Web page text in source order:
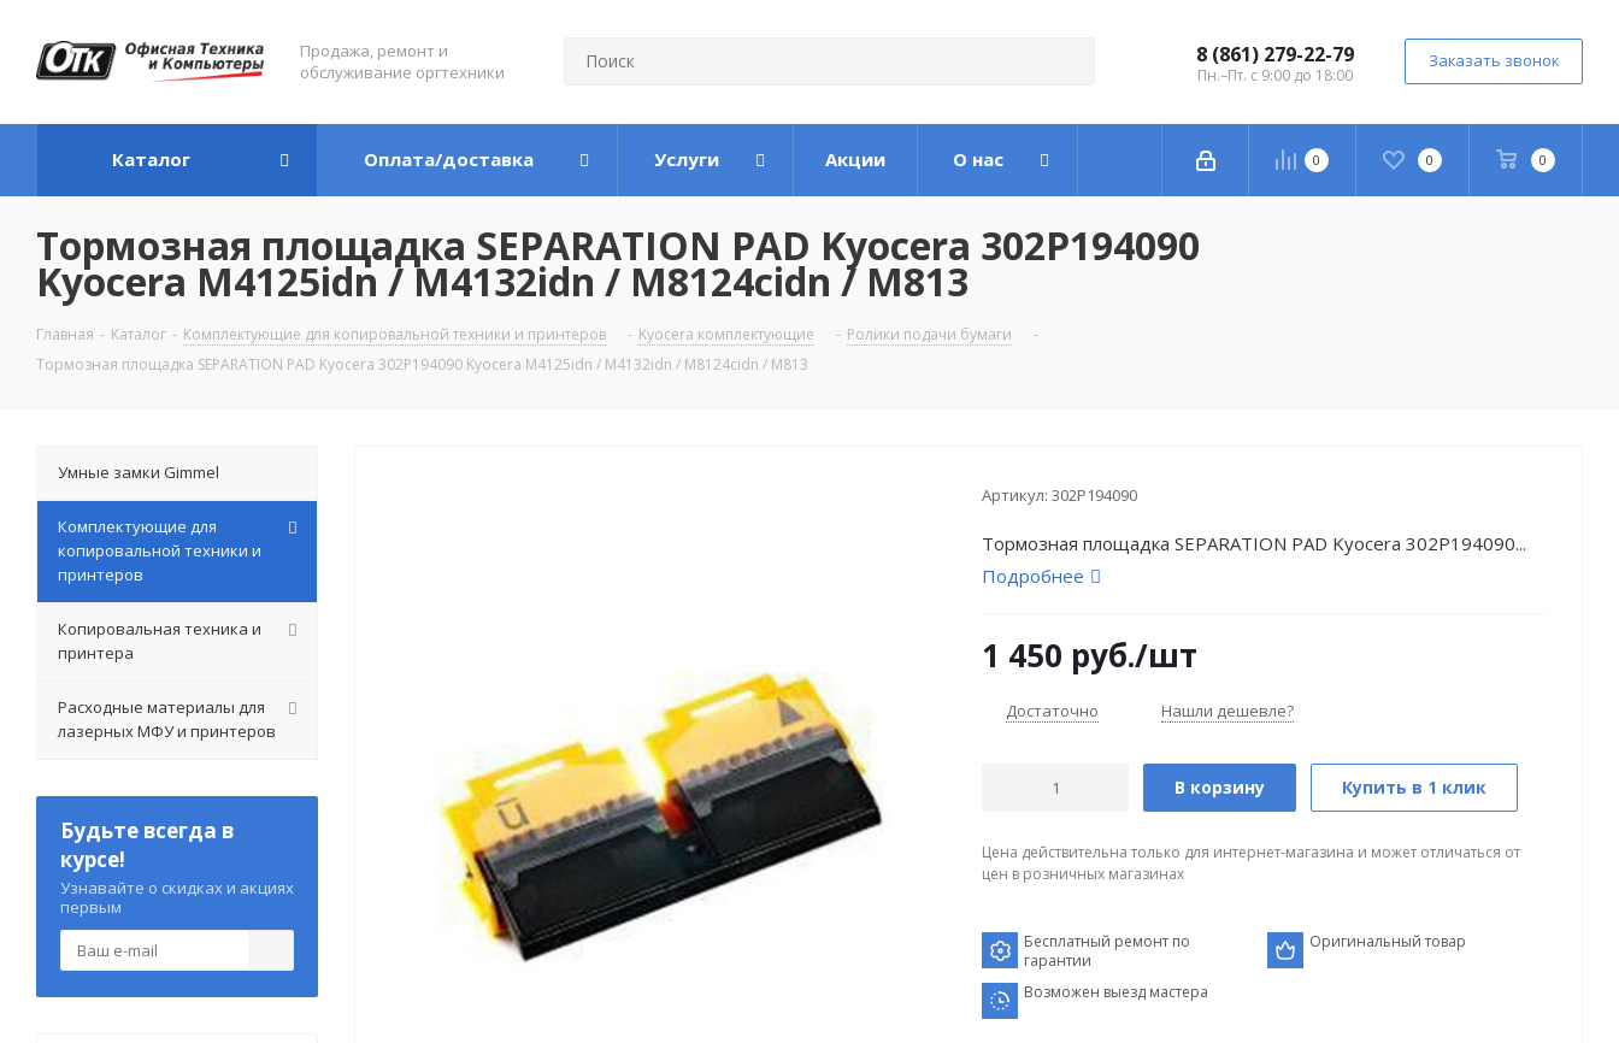
Продажа, ремонт и
обслуживание оргтехники
8 (861) 279-22-79
Пн.–Пт. с 9:00 до 18:00
Заказать звонок
0 0 0
Каталог Оплата/доставка Услуги Акции О нас
Тормозная площадка SEPARATION PAD Kyocera 302P194090
Kyocera M4125idn / M4132idn / M8124cidn / M813
Главная - Каталог - Комплектующие для копировальной техники и принтеров - Kyocera комплектующие - Ролики подачи бумаги
-
Тормозная площадка SEPARATION PAD Kyocera 302P194090 Kyocera M4125idn / M4132idn / M8124cidn / M813
Артикул: 302P194090
Тормозная площадка SEPARATION PAD Kyocera 302P194090...
Подробнее
1 450 руб./шт
Достаточно Нашли дешевле?
В корзину Купить в 1 клик
Цена действительна только для интернет-магазина и может отличаться от
цен в розничных магазинах
Бесплатный ремонт по
гарантии
Оригинальный товар
Возможен выезд мастера
Умные замки Gimmel
Комплектующие для
копировальной техники и
принтеров
Копировальная техника и
принтера
Расходные материалы для
лазерных МФУ и принтеров
Будьте всегда в
курсе!
Узнавайте о скидках и акциях
первым